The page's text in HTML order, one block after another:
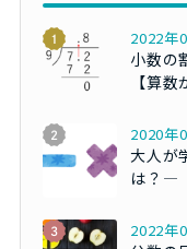
2022年
小数の
【算
2020年
大人が
は？―
2022年